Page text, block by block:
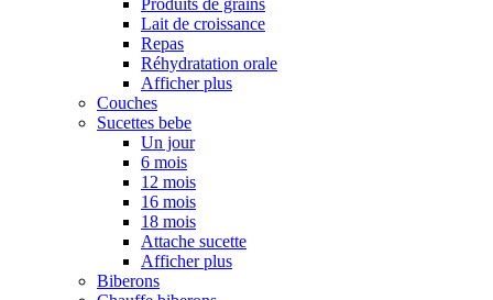
Lait de croissance
Repas
Réhydratation orale
Afficher plus
Couches
Sucettes bebe
Un jour
6 mois
12 mois
16 mois
18 mois
Attache sucette
Afficher plus
Biberons